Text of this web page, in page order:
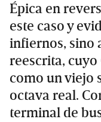
Épica en
este caso y
infiernos, sino
reescrita, cuyo
como un viejo
octava real.
terminal de